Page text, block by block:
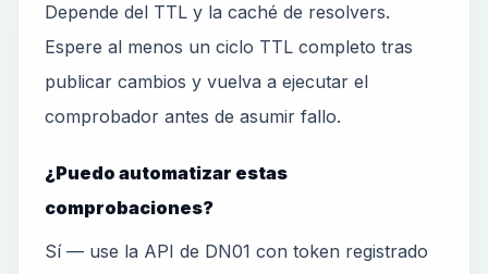
Depende del TTL y la caché de resolvers.
Espere al menos un ciclo TTL completo tras
publicar cambios y vuelva a ejecutar el
comprobador antes de asumir fallo.
¿Puedo automatizar estas
comprobaciones?
Sí — use la API de DN01 con token registrado